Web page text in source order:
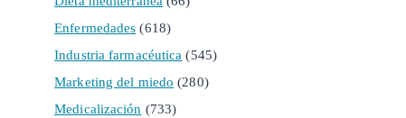
Enfermedades (618)
Industria farmacéutica (545)
Marketing del miedo (280)
Medicalización (733)